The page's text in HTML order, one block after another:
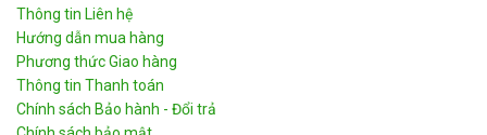
Thông tin Liên hệ
Hướng dẫn mua hàng
Phương thức Giao hàng
Thông tin Thanh toán
Chính sách Bảo hành - Đổi trả